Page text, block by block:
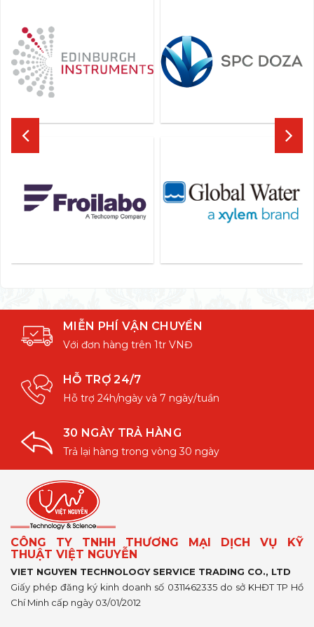
MIỄN PHÍ VẬN CHUYỂN
Với đơn hàng trên 1tr VNĐ
HỖ TRỢ 24/7
Hỗ trợ 24h/ngày và 7 ngày/tuần
30 NGÀY TRẢ HÀNG
Trả lại hàng trong vòng 30 ngày
CÔNG TY TNHH THƯƠNG MẠI DỊCH VỤ KỸ
THUẬT VIỆT NGUYỄN
VIET NGUYEN TECHNOLOGY SERVICE TRADING CO., LTD
Giấy phép đăng ký kinh doanh số 0311462335 do sở KHĐT TP Hồ
Chí Minh cấp ngày 03/01/2012